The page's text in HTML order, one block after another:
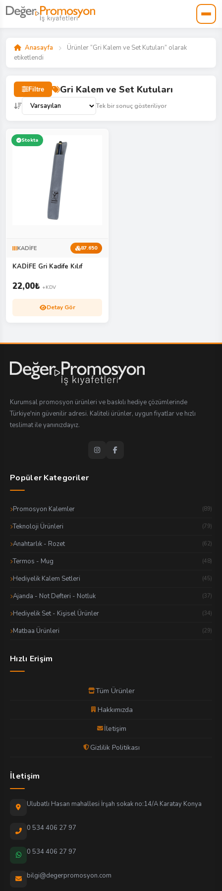
Anasayfa
Ürünler “Gri Kalem ve Set Kutuları” olarak
etiketlendi
Filtre Gri Kalem ve Set Kutuları
Tek bir sonuç gösteriliyor
Stokta
KADİFE 87.650
KADİFE Gri Kadife Kılıf
22,00₺ +KDV
Detay Gör
Kurumsal promosyon ürünleri ve baskılı hediye çözümlerinde
Türkiye'nin güvenilir adresi. Kaliteli ürünler, uygun fiyatlar ve hızlı
teslimat ile yanınızdayız.
Popüler Kategoriler
Promosyon Kalemler (89)
Teknoloji Ürünleri (79)
Anahtarlık - Rozet (62)
Termos - Mug (48)
Hediyelik Kalem Setleri (45)
Ajanda - Not Defteri - Notluk (37)
Hediyelik Set - Kişisel Ürünler (34)
Matbaa Ürünleri (29)
Hızlı Erişim
Tüm Ürünler
Hakkımızda
İletişim
Gizlilik Politikası
İletişim
Ulubatlı Hasan mahallesi İrşah sokak no:14/A Karatay Konya
0 534 406 27 97
0 534 406 27 97
bilgi@degerpromosyon.com